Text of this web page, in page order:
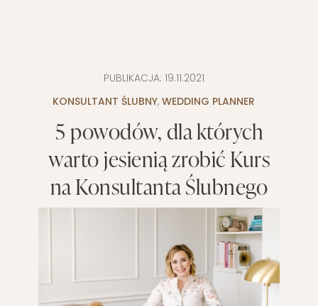
PUBLIKACJA: 19.11.2021
KONSULTANT ŚLUBNY, WEDDING PLANNER
5 powodów, dla których
warto jesienią zrobić Kurs
na Konsultanta Ślubnego